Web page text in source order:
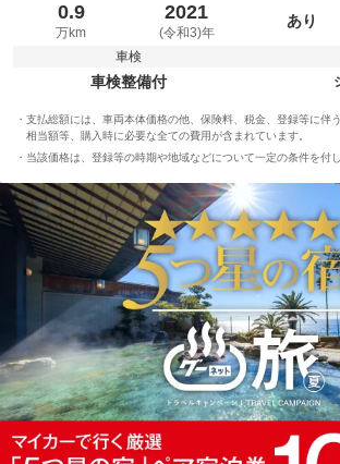
0.9
万km
2021
(令和3)年
あり
車検
車検整備付
支払総額には、車両本体価格の他、保険料、税金、登録等に伴
相当額等、購入時に必要な全ての費用が含まれています。
当該価格は、登録等の時期や地域などについて一定の条件を付